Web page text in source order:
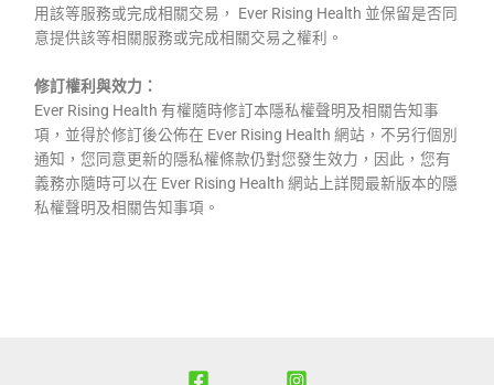
用該等服務或完成相關交易， Ever Rising Health 並保留是否同
意提供該等相關服務或完成相關交易之權利。
修訂權利與效力：
Ever Rising Health 有權隨時修訂本隱私權聲明及相關告知事
項，並得於修訂後公佈在 Ever Rising Health 網站，不另行個別
通知，您同意更新的隱私權條款仍對您發生效力，因此，您有
義務亦隨時可以在 Ever Rising Health 網站上詳閱最新版本的隱
私權聲明及相關告知事項。